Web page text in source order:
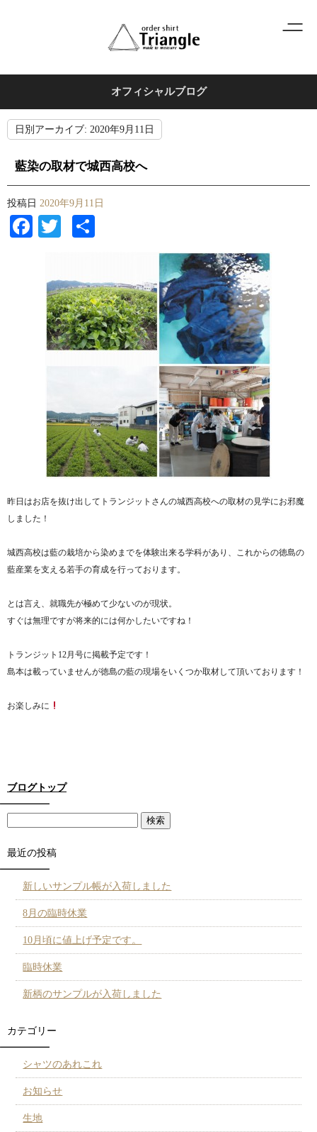
オフィシャルブログ
日別アーカイブ: 2020年9月11日
藍染の取材で城西高校へ
投稿日 2020年9月11日
Facebook
Twitter
昨日はお店を抜け出してトランジットさんの城西高校への取材の見学にお邪魔
しました！
城西高校は藍の栽培から染めまでを体験出来る学科があり、これからの徳島の
藍産業を支える若手の育成を行っております。
とは言え、就職先が極めて少ないのが現状。
すぐは無理ですが将来的には何かしたいですね！
トランジット12月号に掲載予定です！
島本は載っていませんが徳島の藍の現場をいくつか取材して頂いております！
お楽しみに
ブログトップ
最近の投稿
新しいサンプル帳が入荷しました
8月の臨時休業
10月頃に値上げ予定です。
臨時休業
新柄のサンプルが入荷しました
カテゴリー
シャツのあれこれ
お知らせ
生地